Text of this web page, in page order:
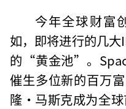
今年全球财富
如，即将进行的几
的“黄金池”。
催生多位新的百万
隆·马斯克成为全球